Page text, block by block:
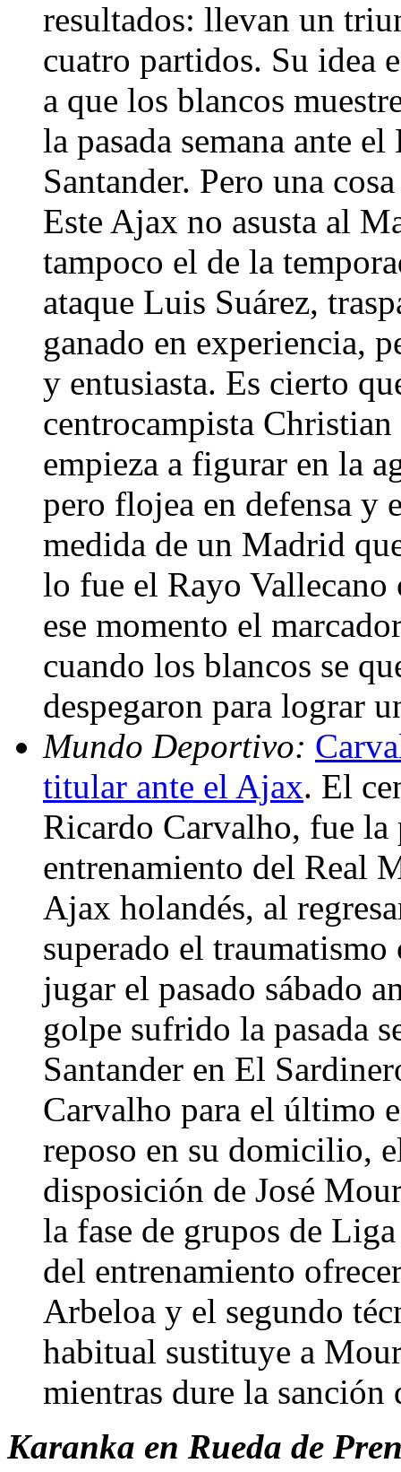
resultados: llevan un
cuatro partidos. Su idea
a que los blancos
la pasada semana ante
Santander. Pero una
Este Ajax no asusta al
tampoco el de la
ataque Luis Suárez,
ganado en experiencia,
y entusiasta. Es cierto
centrocampista
empieza a figurar en la
pero flojea en defensa y
medida de un Madrid
lo fue el Rayo Vallecano
ese momento el
cuando los blancos se
despegaron para lograr
Mundo Deportivo:
titular ante el Ajax. El
Ricardo Carvalho, fue
entrenamiento del Real
Ajax holandés, al
superado el
jugar el pasado sábado
golpe sufrido la pasada
Santander en El
Carvalho para el último
reposo en su domicilio,
disposición de José
la fase de grupos de
del entrenamiento
Arbeloa y el segundo
habitual sustituye a
mientras dure la
Karanka en Rueda de